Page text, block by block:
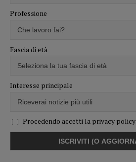
Professione
Fascia di età
Interesse principale
Procedendo accetti la privacy policy